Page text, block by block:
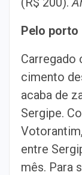
Pelo porto
Carregado
cimento
acaba de
Sergipe.
entre
mês. Para